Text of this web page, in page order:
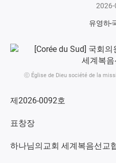
2026-
유영하
ⓒ Église de Dieu société de la
제2026-0092호
표창장
하나님의교회 세계복음선교